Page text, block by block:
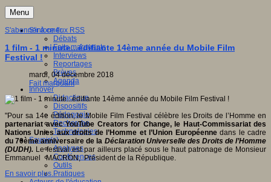
Menu
S'informer
Débats
Faits marquants
Interviews
Reportages
Brèves
Agenda
Innover
Didactique
Dispositifs
Pédagogie
Recherche
Technologies
Savoir(s)
Analyses
Conférences
Outils
Pratiques
S'abonner à ce flux RSS
1 film - 1 minute...édifiante 14ème année du Mobile Film
Festival !
mardi, 04 décembre 2018
Fait marquant
"Pour sa 14e édition, le Mobile Film Festival célèbre les Droits de l’Homme en
partenariat avec YouTube Creators for Change, le Haut-Commissariat des
NationsUnies aux droits de l’Homme et l’Union Européennedans le cadre
du 70ème anniversaire de la Déclaration Universelle des Droits de l’Homme
(DUDH). Le festival est par ailleurs placé sous le haut patronage de Monsieur
Emmanuel MACRON, Président de la République.
En savoir plus...